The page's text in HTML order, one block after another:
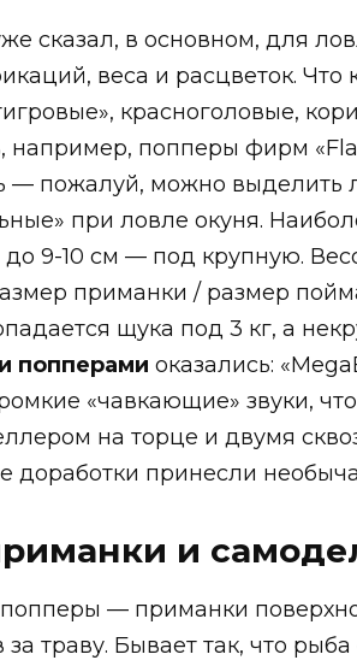
сказал, в основном, для
веса и расцветок. Что
красноголовые,
например, попперы фирм
— пожалуй, можно выделить
при ловле окуня.
9-10 см — под крупную.
приманки / размер
щука под 3 кг, а
попперами оказались:
«чавкающие» звуки,
на торце и двумя
доработки принесли
и
— приманки
траву. Бывает так, что